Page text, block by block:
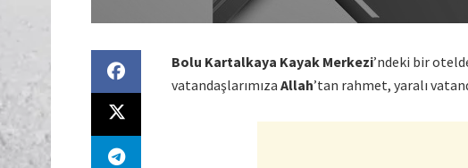
Bolu Kartalkaya Kayak Merkezi’ndeki bir
vatandaşlarımıza Allah’tan rahmet, yaralı